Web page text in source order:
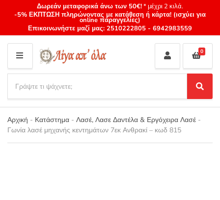
Δωρεάν μεταφορικά άνω των 50€!* μέχρι 2 κιλά.
-5% ΕΚΠΤΩΣΗ πληρώνοντας με κατάθεση ή κάρτα! (ισχύει για
online παραγγελίες)
Επικοινωνήστε μαζί μας: 2510222805 - 6942983559
M
E
N
U
Category
name
a
r
c
h
p
S
e
a
r
0
Αρχική - Κατάστημα - Λασέ, Λασε Δαντέλα & Εργόχειρα Λασέ -
Γωνία λασέ μηχανής κεντημάτων 7εκ Ανθρακί – κωδ 815